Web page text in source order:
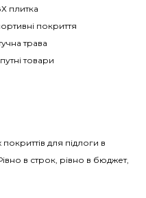
плитка
покриття
трава
товари
для підлоги в
в строк, рівно в бюджет,